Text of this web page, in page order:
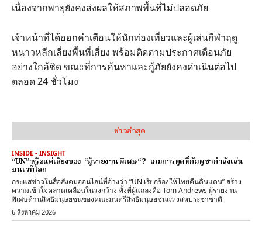
เนื่องจากพายุยังคงส่งผลให้สภาพพื้นที่ไม่ปลอดภัย
เจ้าหน้าที่ได้ออกคำเตือนให้นักท่องเที่ยวและผู้เล่นกีฬาฤดู
หนาวหลีกเลี่ยงพื้นที่เสี่ยง พร้อมติดตามประกาศเตือนภัย
อย่างใกล้ชิด ขณะที่การค้นหาและกู้ภัยยังคงดำเนินต่อไป
ตลอด 24 ชั่วโมง
ข่าวล่าสุด
INSIDE - INSIGHT
“UN” หรือแค่เสียงของ “ผู้รายงานพิเศษ“ ? เกมการทูตที่กัมพูชากำลังเล่น
บนเวทีโลก
กระแสข่าวในสื่อสังคมออนไลน์ที่อ้างว่า “UN เรียกร้องให้ไทยคืนดินแดน” สร้าง
ความเข้าใจคลาดเคลื่อนในวงกว้าง ทั้งที่ผู้แถลงคือ Tom Andrews ผู้รายงาน
พิเศษด้านสิทธิมนุษยชนของคณะมนตรีสิทธิมนุษยชนแห่งสหประชาชาติ
6 สิงหาคม 2026